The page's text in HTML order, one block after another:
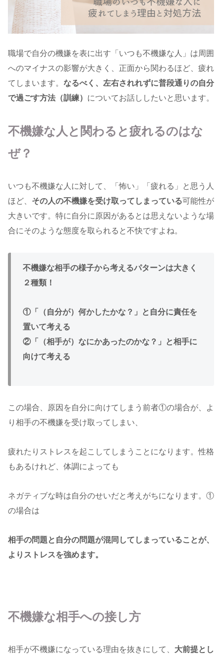
職場で自分の機嫌を表に出す「いつも不機嫌な人」は周囲
へのマイナスの影響が大きく、正面から関わるほど、疲れ
てしまいます。 なるべく、左右されれずに普段通りの自分
で過ごす方法（訓練） についてお話ししたいと思います。
不機嫌な人と関わると疲れるのはな
ぜ？
いつも不機嫌な人に対して、「怖い」「疲れる」と思う人
ほど、 その人の不機嫌を受け取ってしまっている可能性が
大きいです。特に自分に原因があるとは思えないような場
合にそのような態度を取られると不快ですよね。
不機嫌な相手の様子から考えるパターンは大きく
２種類！
①「（自分が）何かしたかな？」と自分に責任を
置いて考える
②「（相手が）なにかあったのかな？」と相手に
向けて考える
この場合、原因を自分に向けてしまう前者①の場合が、よ
り相手の不機嫌を受け取ってしまい、
疲れたりストレスを起こしてしまうことになります。性格
もあるけれど、体調によっても
ネガティブな時は自分のせいだと考えがちになります。①
の場合は
相手の問題と自分の問題が混同してしまっていることが、
よりストレスを強めます。
不機嫌な相手への接し方
相手が不機嫌になっている理由を抜きにして、 大前提とし